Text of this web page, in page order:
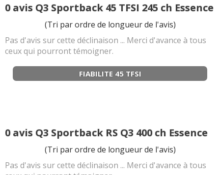
0 avis Q3 Sportback 45 TFSI 245 ch Essence
(Tri par ordre de longueur de l'avis)
Pas d'avis sur cette déclinaison ... Merci d'avance à tous
ceux qui pourront témoigner.
FIABILITE 45 TFSI
0 avis Q3 Sportback RS Q3 400 ch Essence
(Tri par ordre de longueur de l'avis)
Pas d'avis sur cette déclinaison ... Merci d'avance à tous